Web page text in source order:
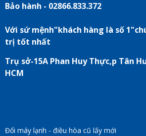
Bảo hành - 02866.833.372
Với sứ mệnh"khách hàng là số
trị tốt nhất
Trụ sở-15A Phan Huy Thực,p Tân
HCM
Đổi máy lạnh - điều hòa cũ lấy mới